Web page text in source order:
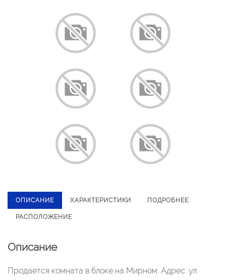
ОПИСАНИЕ ХАРАКТЕРИСТИКИ ПОДРОБНЕЕ
РАСПОЛОЖЕНИЕ
Описание
Продается комната в блоке на Мирном. Адрес: ул.